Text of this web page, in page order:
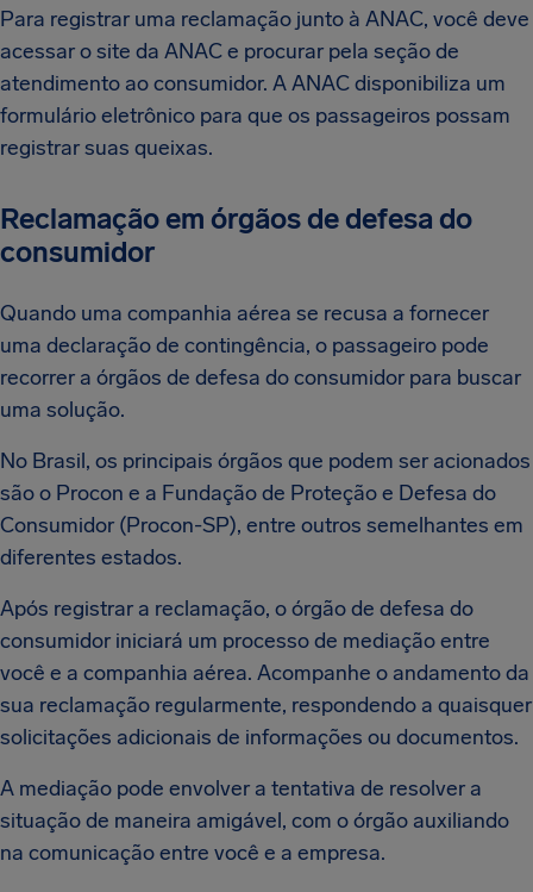
Para registrar uma reclamação junto à ANAC, você deve
acessar o site da ANAC e procurar pela seção de
atendimento ao consumidor. A ANAC disponibiliza um
formulário eletrônico para que os passageiros possam
registrar suas queixas.
Reclamação em órgãos de defesa do
consumidor
Quando uma companhia aérea se recusa a fornecer
uma declaração de contingência, o passageiro pode
recorrer a órgãos de defesa do consumidor para buscar
uma solução.
No Brasil, os principais órgãos que podem ser acionados
são o Procon e a Fundação de Proteção e Defesa do
Consumidor (Procon-SP), entre outros semelhantes em
diferentes estados.
Após registrar a reclamação, o órgão de defesa do
consumidor iniciará um processo de mediação entre
você e a companhia aérea. Acompanhe o andamento da
sua reclamação regularmente, respondendo a quaisquer
solicitações adicionais de informações ou documentos.
A mediação pode envolver a tentativa de resolver a
situação de maneira amigável, com o órgão auxiliando
na comunicação entre você e a empresa.